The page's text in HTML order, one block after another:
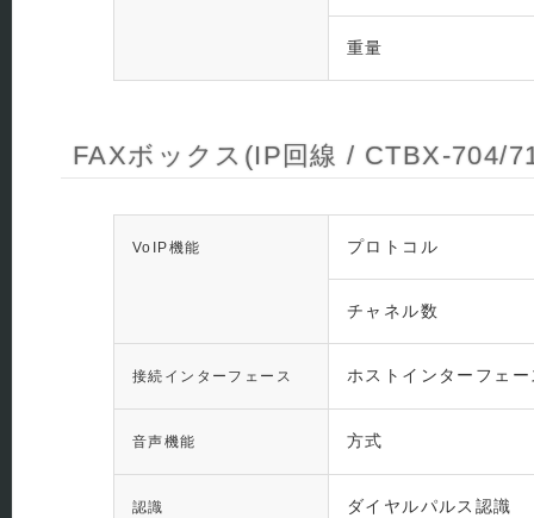
重量
FAXボックス(IP回線 / CTBX-704/
VoIP機能 プロトコル
チャネル数
接続インターフェース ホストインターフェー
音声機能 方式
認識 ダイヤルパルス認識